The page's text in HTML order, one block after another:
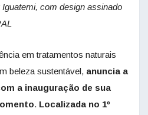
com design assinado
em tratamentos naturais
beleza sustentável, anuncia a
a inauguração de sua
. Localizada no 1º